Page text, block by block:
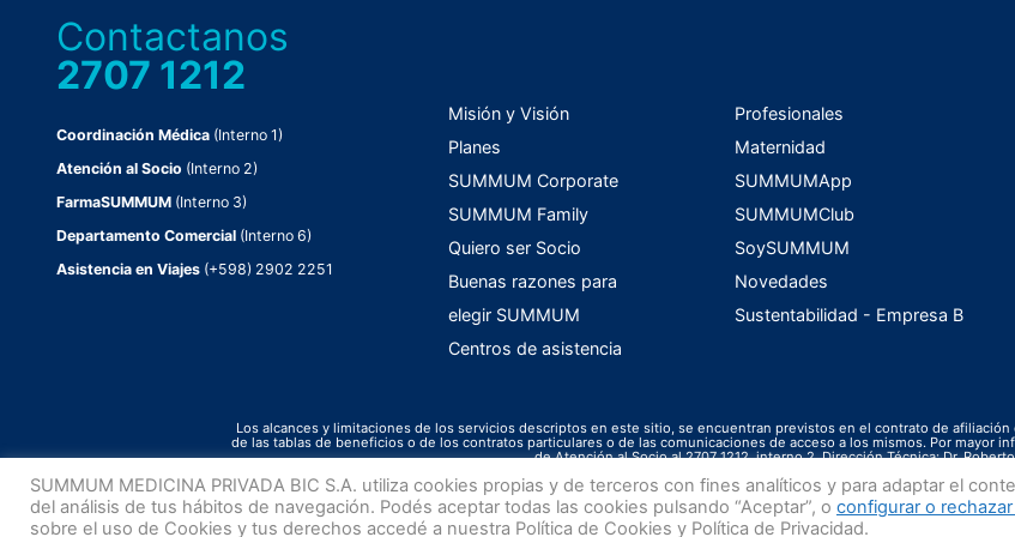
Contactanos
2707 1212
Coordinación Médica (Interno 1)
Atención al Socio (Interno 2)
FarmaSUMMUM (Interno 3)
Departamento Comercial (Interno 6)
Asistencia en Viajes (+598) 2902 2251
Misión y Visión
Planes
SUMMUM Corporate
SUMMUM Family
Quiero ser Socio
Buenas razones para
elegir SUMMUM
Centros de asistencia
Profesionales
Maternidad
SUMMUMApp
SUMMUMClub
SoySUMMUM
Novedades
Sustentabilidad - Empresa B
Los alcances y limitaciones de los servicios descriptos en este sitio, se encuentran previstos en el contrato de
de las tablas de beneficios o de los contratos particulares o de las comunicaciones de acceso a los mismos. Por mayor
de Atención al Socio al 2707 1212, interno 2. Dirección Técnica: Dr.
© 2022 Todos los derechos reservados – Key Publicidad
SUMMUM MEDICINA PRIVADA BIC S.A. utiliza cookies propias y de terceros con fines analíticos y para adaptar el
del análisis de tus hábitos de navegación. Podés aceptar todas las cookies pulsando “Aceptar”, o configurar o
sobre el uso de Cookies y tus derechos accedé a nuestra Política de Cookies y Política de Privacidad.